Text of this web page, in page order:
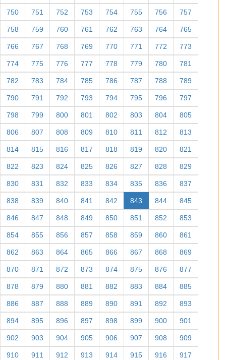
750 751 752 753 754 755 756 757
758 759 760 761 762 763 764 765
766 767 768 769 770 771 772 773
774 775 776 777 778 779 780 781
782 783 784 785 786 787 788 789
790 791 792 793 794 795 796 797
798 799 800 801 802 803 804 805
806 807 808 809 810 811 812 813
814 815 816 817 818 819 820 821
822 823 824 825 826 827 828 829
830 831 832 833 834 835 836 837
838 839 840 841 842 843 844 845
846 847 848 849 850 851 852 853
854 855 856 857 858 859 860 861
862 863 864 865 866 867 868 869
870 871 872 873 874 875 876 877
878 879 880 881 882 883 884 885
886 887 888 889 890 891 892 893
894 895 896 897 898 899 900 901
902 903 904 905 906 907 908 909
910 911 912 913 914 915 916 917